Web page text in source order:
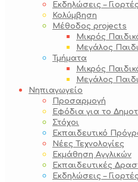
Εκδηλώσεις – Γιορτές
Κολύμβηση
Μέθοδος projects
Μικρός
Μεγάλος
Τμήματα
Μικρός
Μεγάλος
Νηπιαγωγείο
Προσαρμογή
Εφόδια για το
Στόχοι
Εκπαιδευτικό
Νέες Τεχνολογίες
Εκμάθηση Αγγλικών
Εκπαιδευτικές
Εκδηλώσεις – Γιορτές